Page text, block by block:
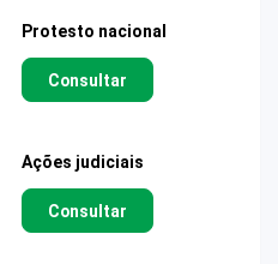
Protesto nacional
Consultar
Ações judiciais
Consultar